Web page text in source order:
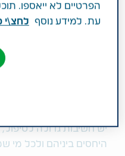
התמודדות עם תהליך
המון אספקטים שאינם
בעצמאות, ובדימוי
במקביל להרחבת
מערכת היחסים הורה-
יש חשיבות גדולה
היחסים ביניהם ולכל מי
הפרטיים לא ייאספו.
עת. למידע נוסף
לחצ\י